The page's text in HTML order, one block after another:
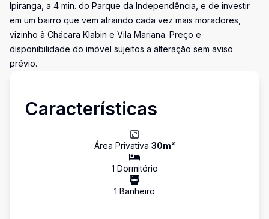
Ipiranga, a 4 min. do Parque da Independência, e de investir
em um bairro que vem atraindo cada vez mais moradores,
vizinho à Chácara Klabin e Vila Mariana. Preço e
disponibilidade do imóvel sujeitos a alteração sem aviso
prévio.
Características
Área Privativa 30m²
1 Dormitório
1 Banheiro